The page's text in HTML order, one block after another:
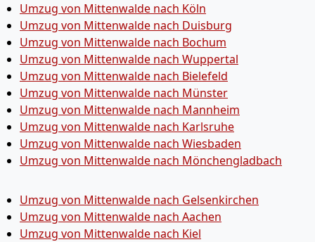
Umzug von Mittenwalde nach Köln
Umzug von Mittenwalde nach Duisburg
Umzug von Mittenwalde nach Bochum
Umzug von Mittenwalde nach Wuppertal
Umzug von Mittenwalde nach Bielefeld
Umzug von Mittenwalde nach Münster
Umzug von Mittenwalde nach Mannheim
Umzug von Mittenwalde nach Karlsruhe
Umzug von Mittenwalde nach Wiesbaden
Umzug von Mittenwalde nach Mönchen­gladbach
Umzug von Mittenwalde nach Gelsenkirchen
Umzug von Mittenwalde nach Aachen
Umzug von Mittenwalde nach Kiel